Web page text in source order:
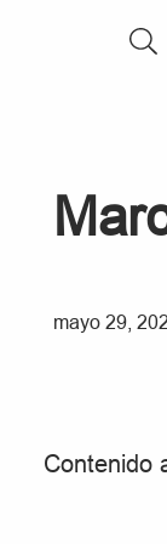
mayo 29,
Contenido